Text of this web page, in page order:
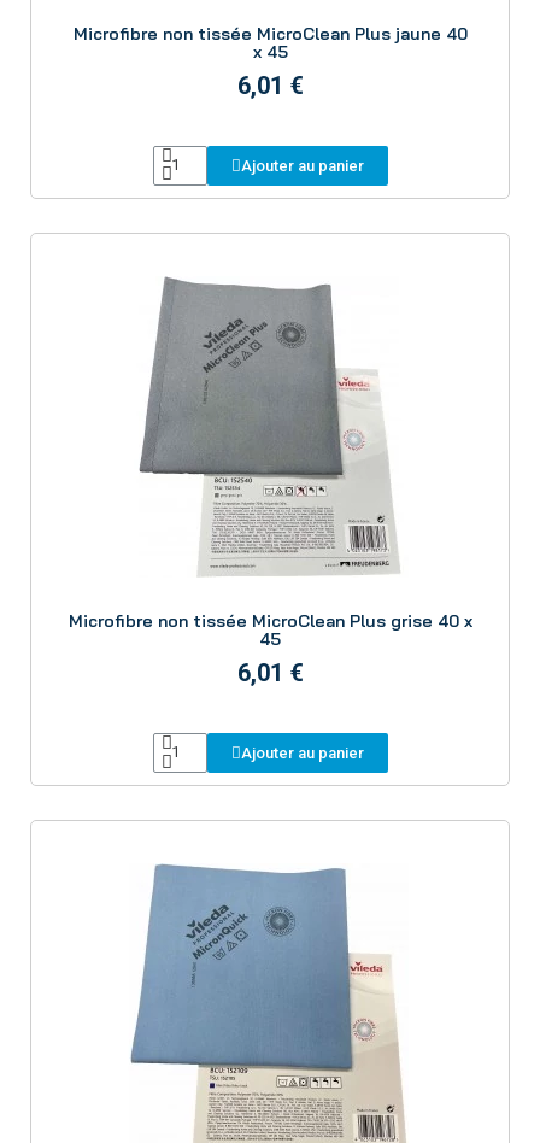
Microfibre non tissée MicroClean Plus jaune 40
x 45
6,01 €
Ajouter au panier
Microfibre non tissée MicroClean Plus grise 40 x
45
6,01 €
Ajouter au panier